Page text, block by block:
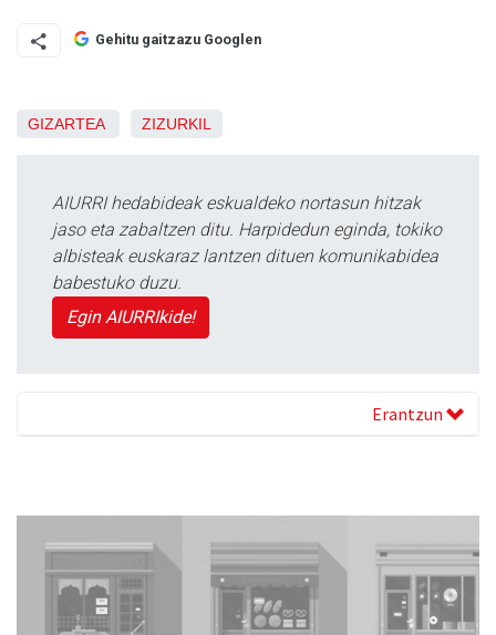
Gehitu gaitzazu Googlen
GIZARTEA ZIZURKIL
AIURRI hedabideak eskualdeko nortasun hitzak
jaso eta zabaltzen ditu. Harpidedun eginda, tokiko
albisteak euskaraz lantzen dituen komunikabidea
babestuko duzu.
Egin AIURRIkide!
Erantzun